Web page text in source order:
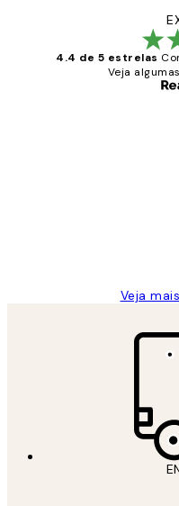
4.4 de 5 estrelas
Veja
Veja